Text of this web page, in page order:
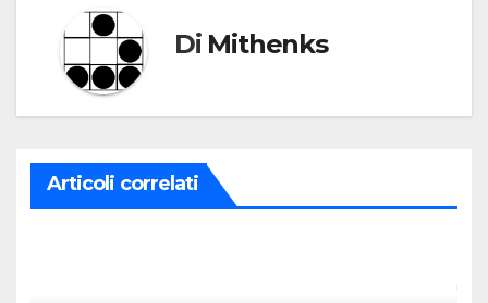
Di Mithenks
Articoli correlati